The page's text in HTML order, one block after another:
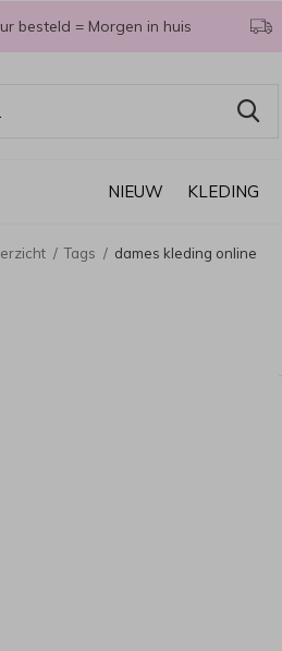
NIEUW KLEDING
besteld = Morgen in huis
Tags dames kleding online